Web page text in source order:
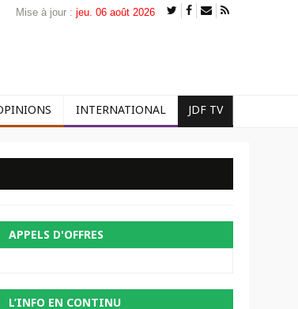
Mise à jour : jeu. 06 août 2026
INTERNATIONAL JDF TV
APPELS D'OFFRES
L’INFO EN CONTINU